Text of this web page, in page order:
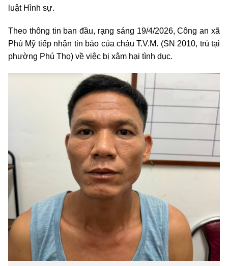
luật Hình sự.
Theo thông tin ban đầu, rạng sáng 19/4/2026, Công an xã
Phú Mỹ tiếp nhận tin báo của cháu T.V.M. (SN 2010, trú tại
phường Phú Thọ) về việc bị xâm hại tình dục.